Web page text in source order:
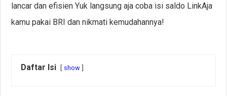
lancar dan efisien Yuk langsung aja coba isi saldo LinkAja
kamu pakai BRI dan nikmati kemudahannya!
Daftar Isi show